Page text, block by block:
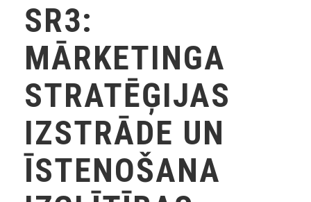
SR3:
MĀRKETINGA
STRATĒĢIJAS
IZSTRĀDE UN
ĪSTENOŠANA